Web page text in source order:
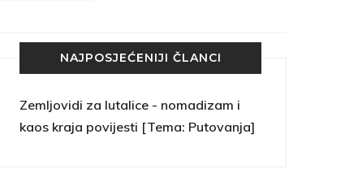
NAJPOSJEĆENIJI ČLANCI
Zemljovidi za lutalice - nomadizam i
kaos kraja povijesti [Tema: Putovanja]